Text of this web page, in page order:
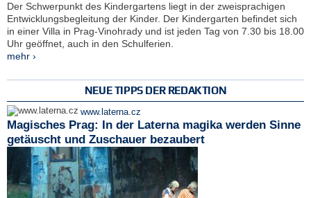
Der Schwerpunkt des Kindergartens liegt in der zweisprachigen
Entwicklungsbegleitung der Kinder. Der Kindergarten befindet sich
in einer Villa in Prag-Vinohrady und ist jeden Tag von 7.30 bis 18.00
Uhr geöffnet, auch in den Schulferien.
mehr ›
NEUE TIPPS DER REDAKTION
www.laterna.cz
Magisches Prag: In der Laterna magika werden Sinne
getäuscht und Zuschauer bezaubert